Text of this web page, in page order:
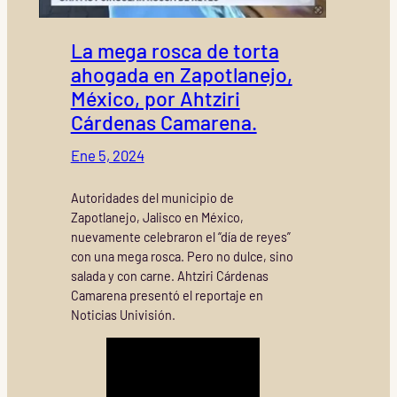
La mega rosca de torta
ahogada en Zapotlanejo,
México, por Ahtziri
Cárdenas Camarena.
Ene 5, 2024
Autoridades del municipio de
Zapotlanejo, Jalisco en México,
nuevamente celebraron el “día de reyes”
con una mega rosca. Pero no dulce, sino
salada y con carne. Ahtziri Cárdenas
Camarena presentó el reportaje en
Noticias Univisión.